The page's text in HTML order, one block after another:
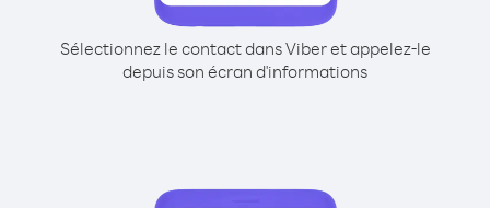
Sélectionnez le contact dans Viber et appelez-le
depuis son écran d'informations